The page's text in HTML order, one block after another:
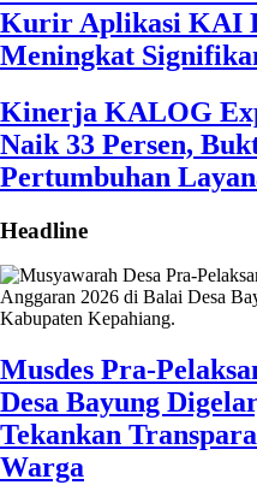
Kurir Aplikasi KAI
Meningkat
Kinerja KALOG
Naik 33 Persen,
Pertumbuhan
Headline
Musdes Pra-
Desa Bayung
Tekankan
Warga